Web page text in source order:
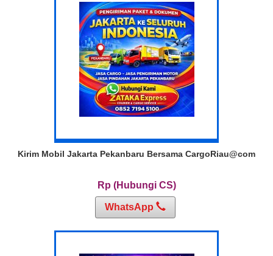
Kirim Mobil Jakarta Pekanbaru Bersama CargoRiau@com
Rp (Hubungi CS)
WhatsApp